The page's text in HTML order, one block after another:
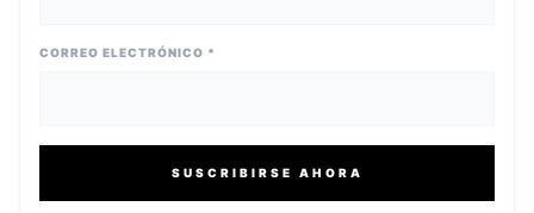
CORREO ELECTRÓNICO *
SUSCRIBIRSE AHORA